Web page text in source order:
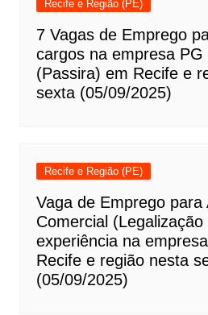
Recife e Região (PE)
7 Vagas de Emprego
cargos na empresa PG
(Passira) em Recife e
sexta (05/09/2025)
Recife e Região (PE)
Vaga de Emprego para
Comercial
experiência na
Recife e região nesta
(05/09/2025)